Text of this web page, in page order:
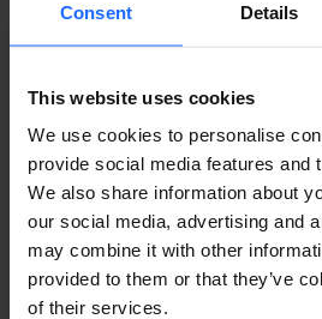
Consent Details
This website uses cookies
We use cookies to personalise
provide social media features and
We also share information about
our social media, advertising and
may combine it with other
provided to them or that they’ve
of their services.
FAQ
Lorem
simply